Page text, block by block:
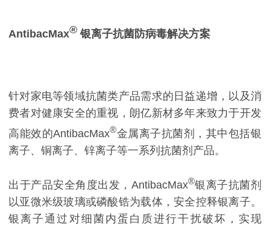
AntibacMax® 银离子抗菌防病毒解决方案
针对家电等领域抗菌类产品需求的日益递增，以及消
费者对健康安全的重视，朗亿新材多年来致力于开发
高能效的AntibacMax®金属离子抗菌剂，其中包括银
离子、铜离子、锌离子等一系列抗菌剂产品。
出于产品安全角度出发，AntibacMax®银离子抗菌剂
以亚微米级玻璃或磷酸锆为载体，安全控释银离子。
银离子通过对细菌内蛋白质进行干扰破坏，实现